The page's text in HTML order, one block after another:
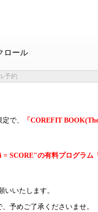
ロール
予約
で、
「COREFIT
= SCORE"の有料プログラム
いいたします。
予めご了承くださいませ。